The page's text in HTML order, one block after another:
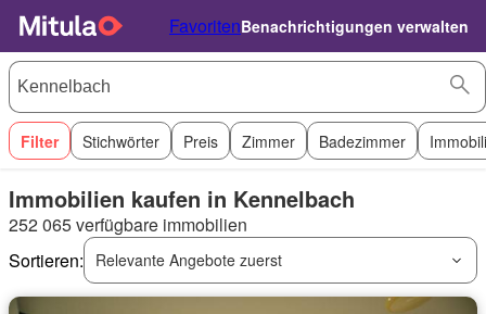
FavoritenBenachrichtigungen verwalten
Filter Stichwörter Preis Zimmer Badezimmer
Immobilien kaufen in Kennelbach
252 065 verfügbare immobilien
Sortieren:
Relevante Angebote zuerst